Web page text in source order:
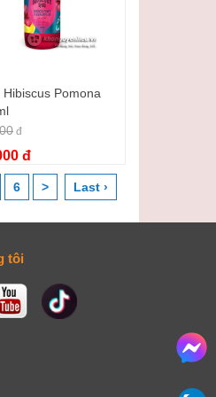
Hibiscus Pomona
đ
đ
6 > Last ›
tôi